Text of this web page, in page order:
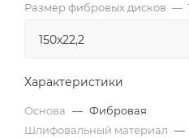
Размер фибровых дисков —
Характеристики
Основа — Фибровая
Шлифовальный материал —